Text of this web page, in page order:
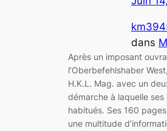
dans
Après un imposant
l’Oberbefehlshaber
H.K.L. Mag. avec un
démarche à laquelle
habitués. Ses 160
une multitude